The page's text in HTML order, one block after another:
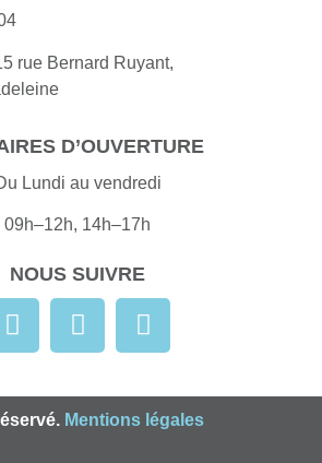
rue Bernard Ruyant,
D’OUVERTURE
Lundi au vendredi
09h–12h, 14h–17h
NOUS SUIVRE
Mentions légales